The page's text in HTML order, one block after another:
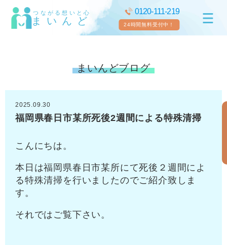
つながる想いと心
まいんど
0120-111-219
24時間無料受付中！
まいんどブログ
2025.09.30
福岡県春日市某所死後2週間による特殊清掃
こんにちは。
本日は福岡県春日市某所にて死後２週間によ
る特殊清掃を行いましたのでご紹介致しま
す。
それではご覧下さい。